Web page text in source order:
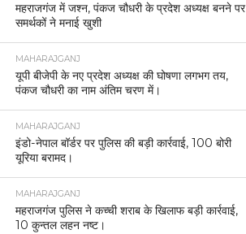
महराजगंज में जश्न, पंकज चौधरी के प्रदेश अध्यक्ष बनने पर
समर्थकों ने मनाई खुशी
MAHARAJGANJ
यूपी बीजेपी के नए प्रदेश अध्यक्ष की घोषणा लगभग तय,
पंकज चौधरी का नाम अंतिम चरण में।
MAHARAJGANJ
इंडो-नेपाल बॉर्डर पर पुलिस की बड़ी कार्रवाई, 100 बोरी
यूरिया बरामद।
MAHARAJGANJ
महराजगंज पुलिस ने कच्ची शराब के खिलाफ बड़ी कार्रवाई,
10 कुन्तल लहन नष्ट।